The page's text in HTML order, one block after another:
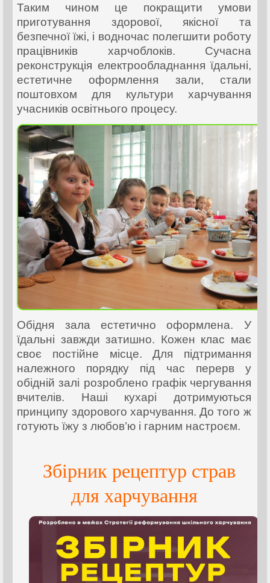
Таким чином це покращити умови
приготування здорової, якісної та
безпечної їжі, і водночас полегшити роботу
працівників харчоблоків. Сучасна
реконструкція електрообладнання їдальні,
естетичне оформлення зали, стали
поштовхом для культури харчування
учасників освітнього процесу.
Обідня зала естетично оформлена. У
їдальні завжди затишно. Кожен клас має
своє постійне місце. Для підтримання
належного порядку під час перерв у
обідній залі розроблено графік чергування
вчителів. Наші кухарі дотримуються
принципу здорового харчування. До того ж
готують їжу з любов’ю і гарним настроєм.
Збірник рецептур страв
для харчування